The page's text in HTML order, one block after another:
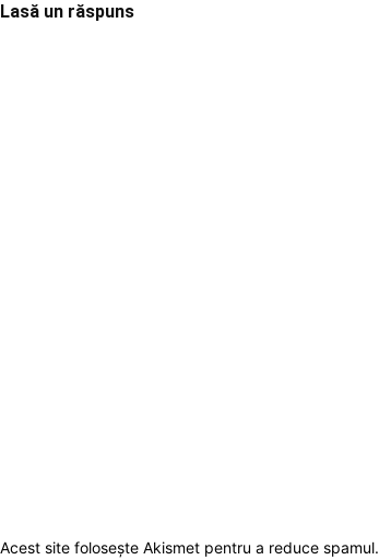
Lasă un răspuns
Acest site folosește Akismet pentru a reduce spamul.